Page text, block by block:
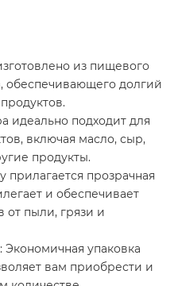
из пищевого
обеспечивающего долгий
идеально подходит для
включая масло, сыр,
продукты.
прозрачная
и обеспечивает
от пыли, грязи и
Экономичная упаковка
вам приобрести и